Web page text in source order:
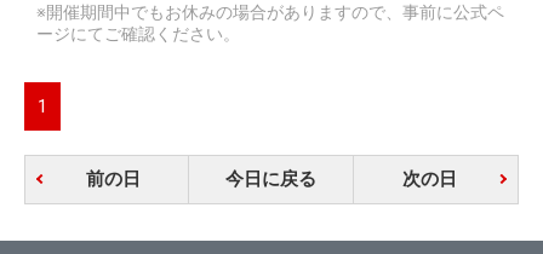
※開催期間中でもお休みの場合がありますので、事前に公式ペ
ージにてご確認ください。
1
前の日 今日に戻る 次の日